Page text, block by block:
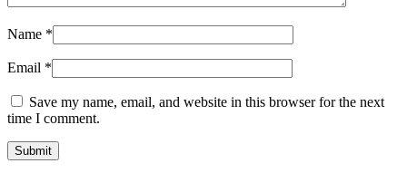
Name *
Email *
Save my name, email, and website in this browser for the next
time I comment.